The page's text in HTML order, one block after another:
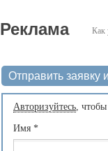
Как
Реклама
Отправить заявку
Авторизуйтесь,
Имя *